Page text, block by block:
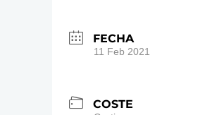
FECHA
11 Feb 2021
COSTE